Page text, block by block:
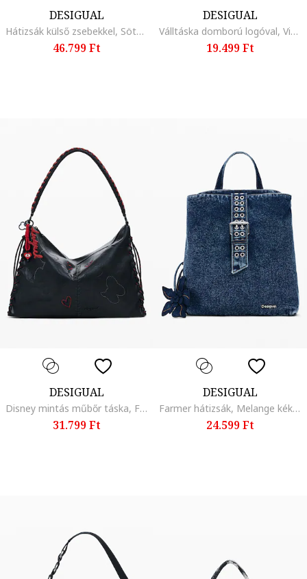
DESIGUAL
Hátizsák külső zsebekkel, Sötétzöld/Bézs
46.799 Ft
DESIGUAL
Válltáska domború logóval, Vintage piros/Antracitfekete
19.499 Ft
DESIGUAL
Disney mintás műbőr táska, Fekete
31.799 Ft
DESIGUAL
Farmer hátizsák, Melange kék/Tengerészkék
24.599 Ft